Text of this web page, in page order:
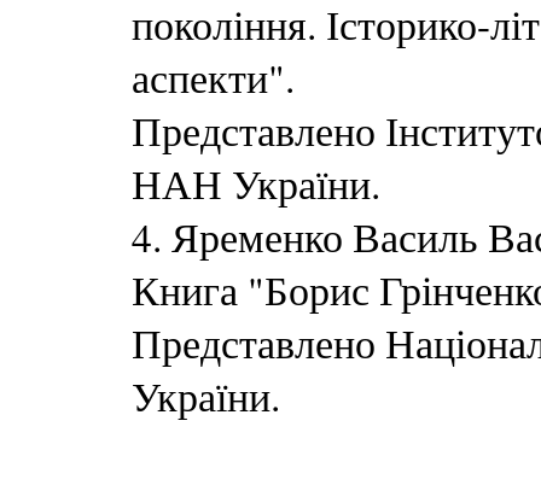
покоління. Історико-
аспекти".
Представлено
НАН України.
4. Яременко Василь
Книга "Борис
Представлено
України.